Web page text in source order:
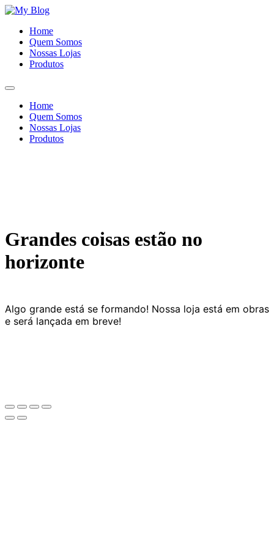
Ir
conteúdo
Home
Quem Somos
Nossas Lojas
Produtos
Home
Quem Somos
Nossas Lojas
Produtos
Grandes coisas estão no
horizonte
Algo grande está se formando! Nossa loja está em obras
e será lançada em breve!